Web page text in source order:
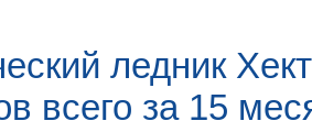
ледник
всего за 15